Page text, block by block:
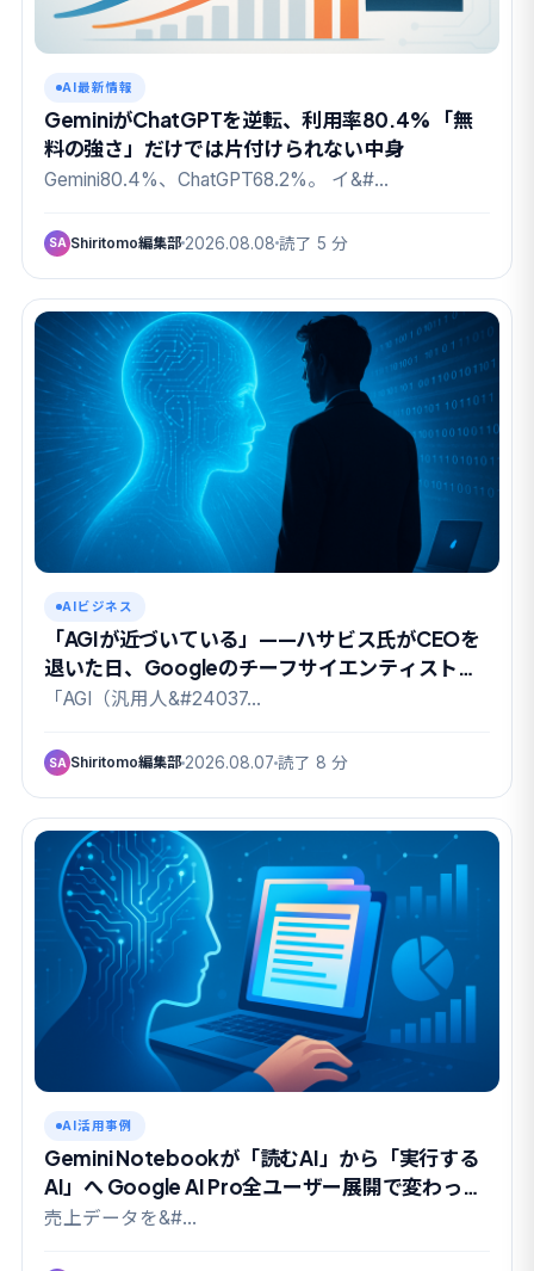
AI最新情報
GeminiがChatGPTを逆転、利用率80.4% 「無
料の強さ」だけでは片付けられない中身
Gemini80.4%、ChatGPT68.2%。 イ&#…
SA Shiritomo編集部 2026.08.08 読了 5 分
AIビジネス
「AGIが近づいている」——ハサビス氏がCEOを
退いた日、Googleのチーフサイエンティストも
去った
「AGI（汎用人&#24037…
SA Shiritomo編集部 2026.08.07 読了 8 分
AI活用事例
Gemini Notebookが「読むAI」から「実行する
AI」へ Google AI Pro全ユーザー展開で変わった
こと
売上データを&#…